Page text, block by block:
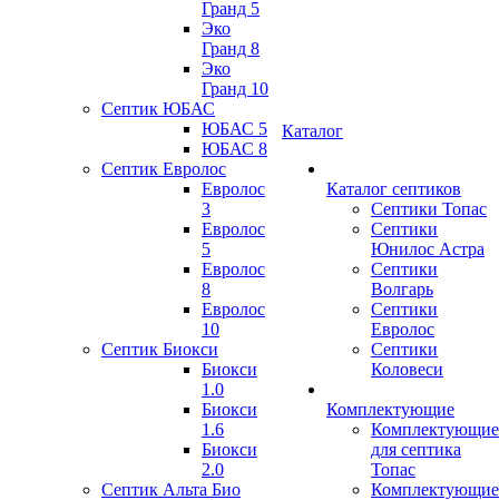
Гранд 5
Эко
Гранд 8
Эко
Гранд 10
Септик ЮБАС
ЮБАС 5
ЮБАС 8
Септик Евролос
Евролос
3
Евролос
5
Евролос
8
Евролос
10
Септик Биокси
Биокси
1.0
Биокси
1.6
Биокси
2.0
Септик Альта Био
Каталог
Каталог септиков
Септики Топас
Септики
Юнилос Астра
Септики
Волгарь
Септики
Евролос
Септики
Коловеси
Комплектующие
Комплектующие
для септика
Топас
Комплектующие